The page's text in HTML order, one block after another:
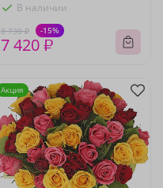
В наличии
8 730 ₽ -15%
7 420 ₽
Акция